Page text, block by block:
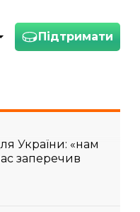
Підтримати
України: «нам
заперечив